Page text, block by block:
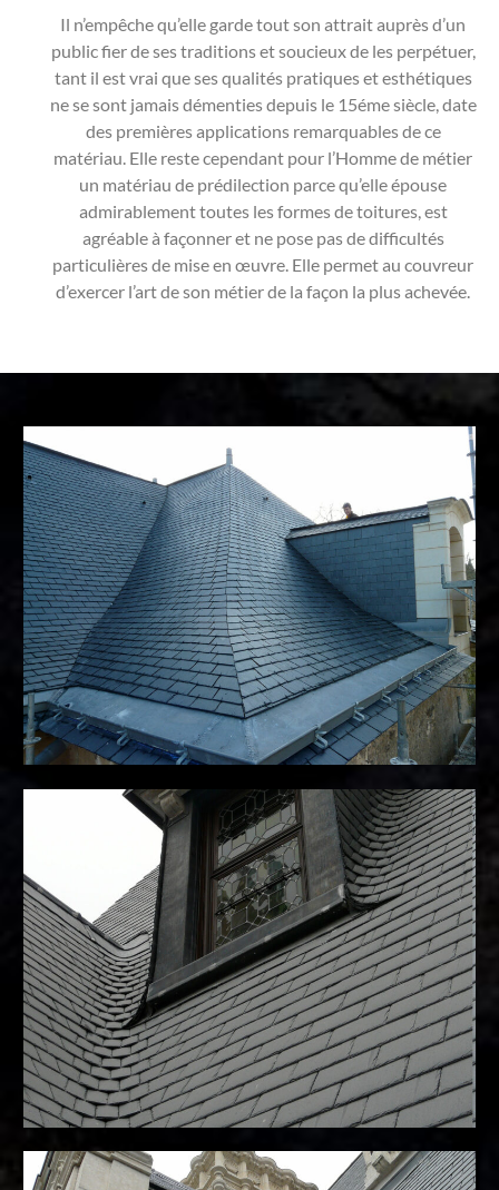
Il n’empêche qu’elle garde tout son attrait auprès d’un
public fier de ses traditions et soucieux de les perpétuer,
tant il est vrai que ses qualités pratiques et esthétiques
ne se sont jamais démenties depuis le 15éme siècle, date
des premières applications remarquables de ce
matériau. Elle reste cependant pour l’Homme de métier
un matériau de prédilection parce qu’elle épouse
admirablement toutes les formes de toitures, est
agréable à façonner et ne pose pas de difficultés
particulières de mise en œuvre. Elle permet au couvreur
d’exercer l’art de son métier de la façon la plus achevée.